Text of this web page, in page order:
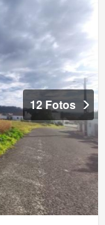
12 Fotos